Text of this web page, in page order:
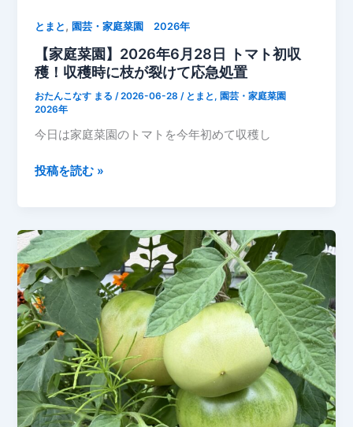
け
【な
す・
ト
マ
き
う
ク
ラ】
とまと ,園芸・家庭菜園 2026年
【家庭菜園】2026年6月28日 トマト初収
穫！収穫時に枝が裂けて応急処置
おたんこなす まる /2026-06-28 / とまと , 園芸・家庭菜園
2026年
今日は家庭菜園のトマトを今年初めて収穫し
【家
園】
2026
年
6
月
28
日
ト
マ
ト
初
投稿を読む »